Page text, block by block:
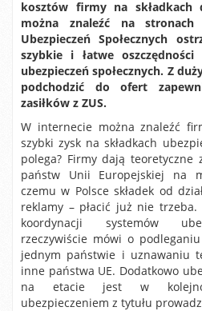
kosztów firmy na składkach
można znaleźć na stronach
Ubezpieczeń Społecznych
szybkie i łatwe
ubezpieczeń społecznych. Z
podchodzić do ofert
zasiłków z ZUS.
W internecie można znaleźć
szybki zysk na składkach
polega? Firmy dają
państw Unii Europejskiej na
czemu w Polsce składek od
reklamy – płacić już nie
koordynacji systemów
rzeczywiście mówi o
jednym państwie i uznawaniu
inne państwa UE. Dodatkowo
na etacie jest w
ubezpieczeniem z tytułu